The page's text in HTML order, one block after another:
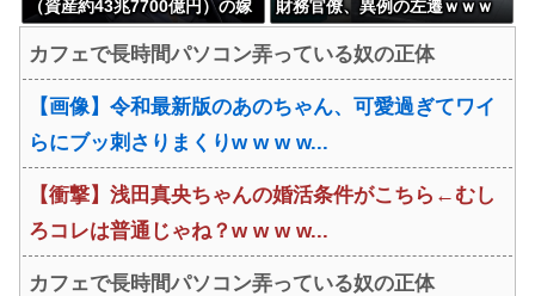
（資産約43兆7700億円）の嫁
財務官僚、異例の左遷ｗｗｗ
カフェで長時間パソコン弄っている奴の正体
【画像】令和最新版のあのちゃん、可愛過ぎてワイ
らにブッ刺さりまくりw w w w...
【衝撃】浅田真央ちゃんの婚活条件がこちら←むし
ろコレは普通じゃね？w w w w...
カフェで長時間パソコン弄っている奴の正体